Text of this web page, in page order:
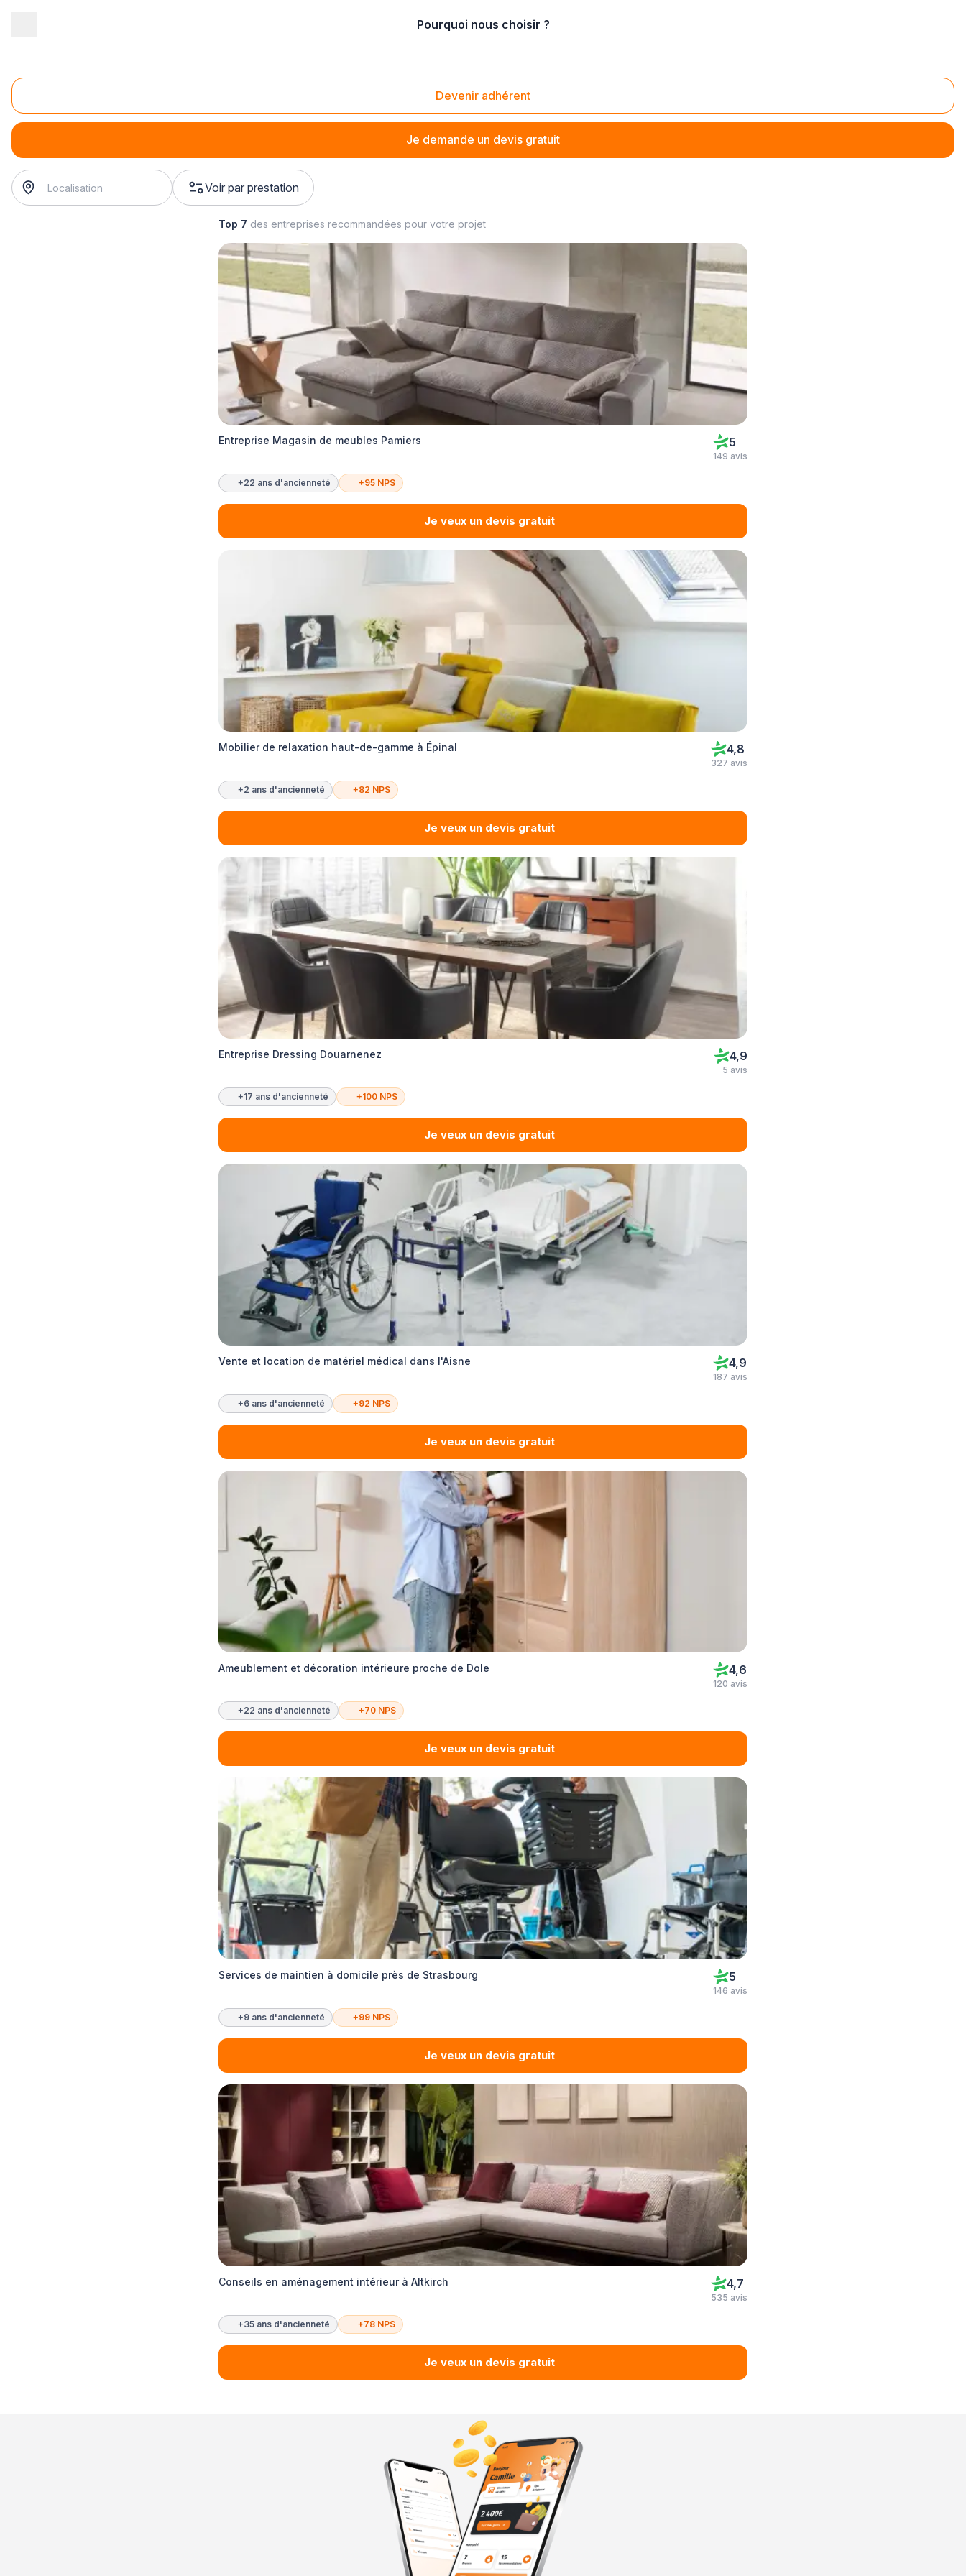
Pourquoi nous choisir ?
Devenir adhérent
Je demande un devis gratuit
Vente de matelas
Vente de matelas
Voir par prestation
Top 7 des entreprises recommandées pour votre projet
Entreprise Magasin de meubles Pamiers 5
149 avis
+22 ans d'ancienneté +95 NPS
Je veux un devis gratuit
Mobilier de relaxation haut-de-gamme à Épinal 4,8
327 avis
+2 ans d'ancienneté +82 NPS
Je veux un devis gratuit
Entreprise Dressing Douarnenez 4,9
5 avis
+17 ans d'ancienneté +100 NPS
Je veux un devis gratuit
Vente et location de matériel médical dans l'Aisne 4,9
187 avis
+6 ans d'ancienneté +92 NPS
Je veux un devis gratuit
Ameublement et décoration intérieure proche de Dole 4,6
120 avis
+22 ans d'ancienneté +70 NPS
Je veux un devis gratuit
Services de maintien à domicile près de Strasbourg 5
146 avis
+9 ans d'ancienneté +99 NPS
Je veux un devis gratuit
Conseils en aménagement intérieur à Altkirch 4,7
535 avis
+35 ans d'ancienneté +78 NPS
Je veux un devis gratuit